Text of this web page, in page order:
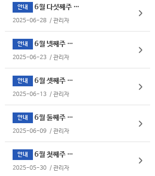
안내 6월 다섯째주 식단표
2025-06-28 / 관리자
안내 6월 넷째주 식단표
2025-06-23 / 관리자
안내 6월 셋째주 식단표
2025-06-13 / 관리자
안내 6월 둘째주 식단표
2025-06-09 / 관리자
안내 6월 첫째주 식단표
2025-05-30 / 관리자